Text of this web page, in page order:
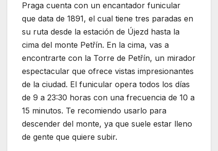
Praga cuenta con un encantador funicular
que data de 1891, el cual tiene tres paradas en
su ruta desde la estación de Újezd hasta la
cima del monte Petřín. En la cima, vas a
encontrarte con la Torre de Petřín, un mirador
espectacular que ofrece vistas impresionantes
de la ciudad. El funicular opera todos los días
de 9 a 23:30 horas con una frecuencia de 10 a
15 minutos. Te recomiendo usarlo para
descender del monte, ya que suele estar lleno
de gente que quiere subir.